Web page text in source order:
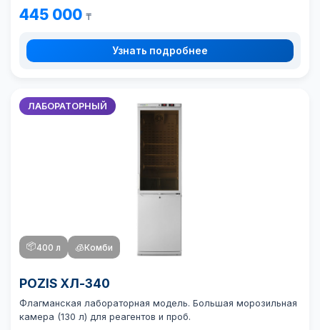
445 000 ₸
Узнать подробнее
ЛАБОРАТОРНЫЙ
📦400 л 🧊Комби
POZIS ХЛ-340
Флагманская лабораторная модель. Большая морозильная
камера (130 л) для реагентов и проб.